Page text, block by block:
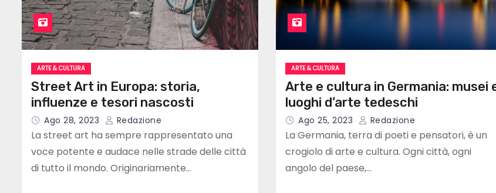
ARTE & CULTURA
Street Art in Europa: storia,
influenze e tesori nascosti
Ago 28, 2023 Redazione
La street art ha sempre rappresentato una
voce potente e audace nelle strade delle città
di tutto il mondo. Originariamente…
ARTE & CULTURA
Arte e cultura in Germania: musei
luoghi d’arte tedeschi
Ago 25, 2023 Redazione
La Germania, terra di poeti e pensatori, è un
crogiolo di arte e cultura. Ogni città, ogni
angolo del paese,…